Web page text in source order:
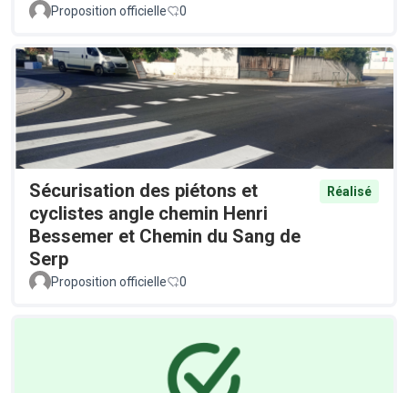
Proposition officielle 0
Sécurisation des piétons et
cyclistes angle chemin Henri
Bessemer et Chemin du Sang de
Serp
Réalisé
Proposition officielle 0